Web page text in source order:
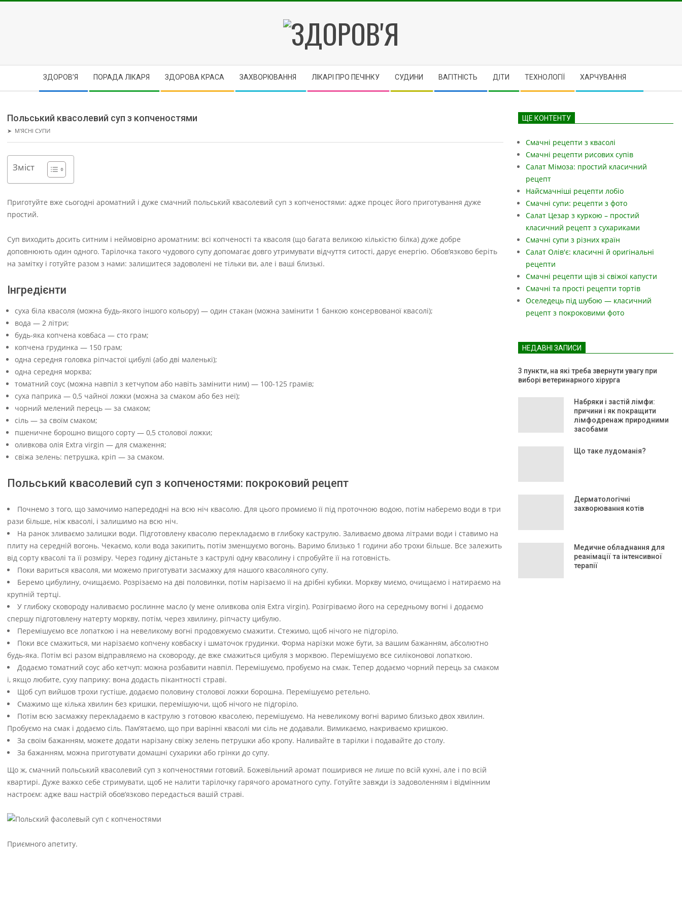
ЗДОРОВ'Я
ЗДОРОВ’Я ПОРАДА ЛІКАРЯ ЗДОРОВА КРАСА ЗАХВОРЮВАННЯ ЛІКАРІ ПРО ПЕЧІНКУ CУДИНИ ВАГІТНІСТЬ ДІТИ ТЕХНОЛОГІЇ ХАРЧУВАННЯ
Польський квасолевий суп з копченостями
➤ М'ЯСНІ СУПИ
Зміст
Приготуйте вже сьогодні ароматний і дуже смачний польський квасолевий суп з копченостями: адже процес його приготування дуже
простий.
Суп виходить досить ситним і неймовірно ароматним: всі копченості та квасоля (що багата великою кількістю білка) дуже добре
доповнюють один одного. Тарілочка такого чудового супу допомагає довго утримувати відчуття ситості, дарує енергію. Обов’язково беріть
на замітку і готуйте разом з нами: залишитеся задоволені не тільки ви, але і ваші близькі.
Інгредієнти
суха біла квасоля (можна будь-якого іншого кольору) — один стакан (можна замінити 1 банкою консервованої квасолі);
вода — 2 літри;
будь-яка копчена ковбаса — сто грам;
копчена грудинка — 150 грам;
одна середня головка ріпчастої цибулі (або дві маленькі);
одна середня морква;
томатний соус (можна навпіл з кетчупом або навіть замінити ним) — 100-125 грамів;
суха паприка — 0,5 чайної ложки (можна за смаком або без неї);
чорний мелений перець — за смаком;
сіль — за своїм смаком;
пшеничне борошно вищого сорту — 0,5 столової ложки;
оливкова олія Extra virgin — для смаження;
свіжа зелень: петрушка, кріп — за смаком.
Польський квасолевий суп з копченостями: покроковий рецепт
Почнемо з того, що замочимо напередодні на всю ніч квасолю. Для цього промиємо її під проточною водою, потім наберемо води в три
рази більше, ніж квасолі, і залишимо на всю ніч.
На ранок зливаємо залишки води. Підготовлену квасолю перекладаємо в глибоку каструлю. Заливаємо двома літрами води і ставимо на
плиту на середній вогонь. Чекаємо, коли вода закипить, потім зменшуємо вогонь. Варимо близько 1 години або трохи більше. Все залежить
від сорту квасолі та її розміру. Через годину дістаньте з каструлі одну квасолину і спробуйте її на готовність.
Поки вариться квасоля, ми можемо приготувати засмажку для нашого квасоляного супу.
Беремо цибулину, очищаємо. Розрізаємо на дві половинки, потім нарізаємо її на дрібні кубики. Моркву миємо, очищаємо і натираємо на
крупній тертці.
У глибоку сковороду наливаємо рослинне масло (у мене оливкова олія Extra virgin). Розігріваємо його на середньому вогні і додаємо
спершу підготовлену натерту моркву, потім, через хвилину, ріпчасту цибулю.
Перемішуємо все лопаткою і на невеликому вогні продовжуємо смажити. Стежимо, щоб нічого не підгоріло.
Поки все смажиться, ми нарізаємо копчену ковбаску і шматочок грудинки. Форма нарізки може бути, за вашим бажанням, абсолютно
будь-яка. Потім всі разом відправляємо на сковороду, де вже смажиться цибуля з морквою. Перемішуємо все силіконової лопаткою.
Додаємо томатний соус або кетчуп: можна розбавити навпіл. Перемішуємо, пробуємо на смак. Тепер додаємо чорний перець за смаком
і, якщо любите, суху паприку: вона додасть пікантності страві.
Щоб суп вийшов трохи густіше, додаємо половину столової ложки борошна. Перемішуємо ретельно.
Смажимо ще кілька хвилин без кришки, перемішуючи, щоб нічого не підгоріло.
Потім всю засмажку перекладаємо в каструлю з готовою квасолею, перемішуємо. На невеликому вогні варимо близько двох хвилин.
Пробуємо на смак і додаємо сіль. Пам’ятаємо, що при варінні квасолі ми сіль не додавали. Вимикаємо, накриваємо кришкою.
За своїм бажанням, можете додати нарізану свіжу зелень петрушки або кропу. Наливайте в тарілки і подавайте до столу.
За бажанням, можна приготувати домашні сухарики або грінки до супу.
Що ж, смачний польський квасолевий суп з копченостями готовий. Божевільний аромат поширився не лише по всій кухні, але і по всій
квартирі. Дуже важко себе стримувати, щоб не налити тарілочку гарячого ароматного супу. Готуйте завжди із задоволенням і відмінним
настроєм: адже ваш настрій обов’язково передасться вашій страві.
Приємного апетиту.
ЩЕ КОНТЕНТУ
Смачні рецепти з квасолі
Смачні рецепти рисових супів
Салат Мімоза: простий класичний
рецепт
Найсмачніші рецепти лобіо
Смачні супи: рецепти з фото
Салат Цезар з куркою – простий
класичний рецепт з сухариками
Смачні супи з різних країн
Салат Олів'є: класичні й оригінальні
рецепти
Смачні рецепти щів зі свіжої капусти
Смачні та прості рецепти тортів
Оселедець під шубою — класичний
рецепт з покроковими фото
НЕДАВНІ ЗАПИСИ
3 пункти, на які треба звернути увагу при
виборі ветеринарного хірурга
Набряки і застій лімфи:
причини і як покращити
лімфодренаж природними
засобами
Що таке лудоманія?
Дерматологічні
захворювання котів
Медичне обладнання для
реанімації та інтенсивної
терапії